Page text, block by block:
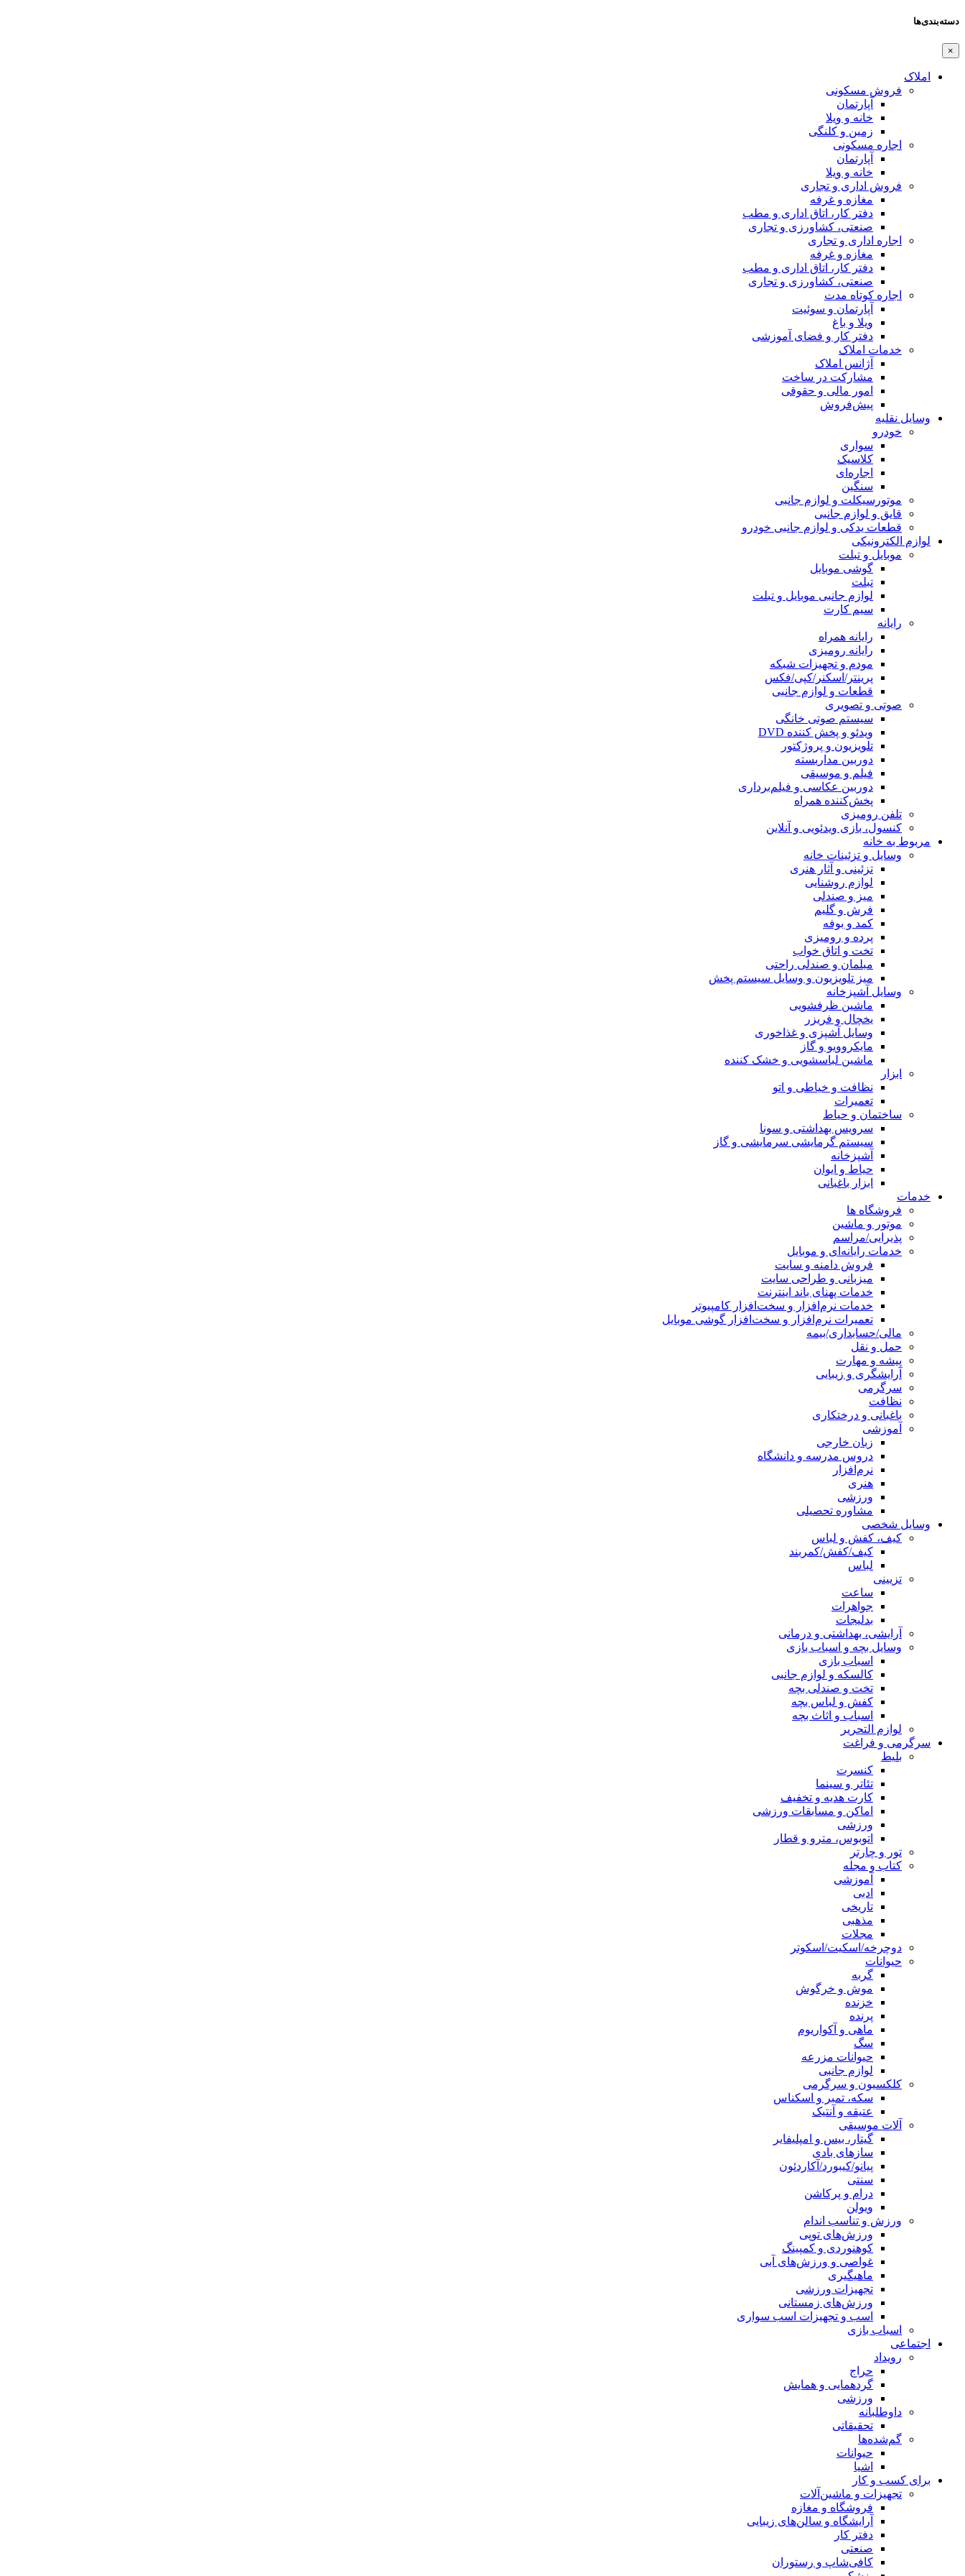
دسته‌بندی‌ها
×
املاک
فروش مسکونی
آپارتمان
خانه و ویلا
زمین و کلنگی
اجاره مسکونی
آپارتمان
خانه و ویلا
فروش اداری و تجاری
مغازه و غرفه
دفتر کار، اتاق اداری و مطب
صنعتی،‌ کشاورزی و تجاری
اجاره اداری و تجاری
مغازه و غرفه
دفتر کار، اتاق اداری و مطب
صنعتی،‌ کشاورزی و تجاری
اجاره کوتاه مدت
آپارتمان و سوئیت
ویلا و باغ
دفتر کار و فضای آموزشی
خدمات املاک
آژانس املاک
مشارکت در ساخت
امور مالی و حقوقی
پیش‌فروش
وسایل نقلیه
خودرو
سواری
کلاسیک
اجاره‌ای
سنگین
موتورسیکلت و لوازم جانبی
قایق و لوازم جانبی
قطعات یدکی و لوازم جانبی خودرو
لوازم الکترونیکی
موبایل و تبلت
گوشی موبایل
تبلت
لوازم جانبی موبایل و تبلت
سیم کارت
رایانه
رایانه همراه
رایانه رومیزی
مودم و تجهیزات شبکه
پرینتر/اسکنر/کپی/فکس
قطعات و لوازم جانبی
صوتی و تصویری
سیستم صوتی خانگی
ویدئو و پخش کننده DVD
تلویزیون و پروژکتور
دوربین مداربسته
فیلم و موسیقی
دوربین عکاسی و فیلم‌برداری
پخش‌کننده همراه
تلفن رومیزی
کنسول، بازی‌ ویدئویی و آنلاین
مربوط به خانه
وسایل و تزئینات خانه
تزئینی و آثار هنری
لوازم روشنایی
میز و صندلی
فرش و گلیم
کمد و بوفه
پرده و رومیزی
تخت و اتاق خواب
مبلمان و صندلی راحتی
میز تلویزیون و وسایل سیستم پخش
وسایل آشپزخانه
ماشین ظرفشویی
یخچال و فریزر
وسایل آشپزی و غذاخوری
مایکروویو و گاز
ماشین لباسشویی و خشک کننده
ابزار
نظافت و خیاطی و اتو
تعمیرات
ساختمان و حیاط
سرویس بهداشتی و سونا
سیستم گرمایشی سرمایشی و گاز
آشپزخانه
حیاط و ایوان
ابزار باغبانی
خدمات
فروشگاه ها
موتور و ماشین
پذیرایی/مراسم
خدمات رایانه‌ای و موبایل
فروش دامنه و سایت
میزبانی و طراحی سایت
خدمات پهنای باند اینترنت
خدمات نرم‌افزار و سخت‌افزار کامپیوتر
تعمیرات نرم‌افزار و سخت‌افزار گوشی موبایل
مالی/حسابداری/بیمه
حمل و نقل
پیشه و مهارت
آرایشگری و زیبایی
سرگرمی
نظافت
باغبانی و درختکاری
آموزشی
زبان خارجی
دروس مدرسه و دانشگاه
نرم‌افزار
هنری
ورزشی
مشاوره تحصیلی
وسایل شخصی
کیف، کفش و لباس
کیف/کفش/کمربند
لباس
تزیینی
ساعت
جواهرات
بدلیجات
آرایشی، بهداشتی و درمانی
وسایل بچه و اسباب بازی
اسباب بازی
کالسکه و لوازم جانبی
تخت و صندلی بچه
کفش و لباس بچه
اسباب و اثاث بچه
لوازم التحریر
سرگرمی و فراغت
بلیط
کنسرت
تئاتر و سینما
کارت هدیه و تخفیف
اماکن و مسابقات ورزشی
ورزشی
اتوبوس، مترو و قطار
تور و چارتر
کتاب و مجله
آموزشی
ادبی
تاریخی
مذهبی
مجلات
دوچرخه/اسکیت/اسکوتر
حیوانات
گربه
موش و خرگوش
خزنده
پرنده
ماهی و آکواریوم
سگ
حیوانات مزرعه
لوازم جانبی
کلکسیون و سرگرمی
سکه، تمبر و اسکناس
عتیقه و آنتیک
آلات موسیقی
گیتار، بیس و امپلیفایر
سازهای بادی
پیانو/کیبورد/آکاردئون
سنتی
درام و پرکاشن
ویولن
ورزش و تناسب اندام
ورزش‌های توپی
کوهنوردی و کمپینگ
غواصی و ورزش‌های آبی
ماهیگیری
تجهیزات ورزشی
ورزش‌های زمستانی
اسب و تجهیزات اسب سواری
اسباب‌ بازی
اجتماعی
رویداد
حراج
گردهمایی و همایش
ورزشی
داوطلبانه
تحقیقاتی
گم‌شده‌ها
حیوانات
اشیا
برای کسب و کار
تجهیزات و ماشین‌آلات
فروشگاه و مغازه
آرایشگاه و سالن‌های زیبایی
دفتر کار
صنعتی
کافی‌شاپ و رستوران